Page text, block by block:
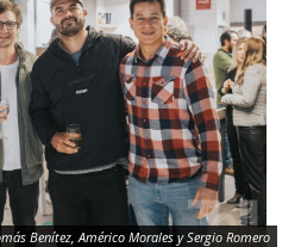
Benítez, Américo Morales y Sergio Romero